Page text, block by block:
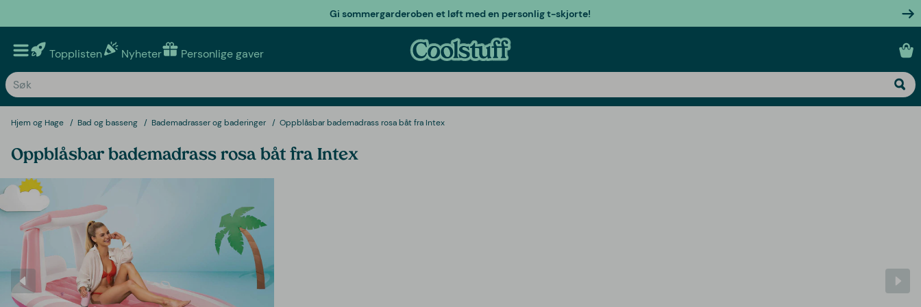
Gi sommergarderoben et løft med en personlig t-skjorte!
Topplisten Nyheter Personlige gaver
Hjem og Hage Bad og basseng Bademadrasser og baderinger Oppblåsbar bademadrass rosa båt fra Intex
Oppblåsbar bademadrass rosa båt fra Intex